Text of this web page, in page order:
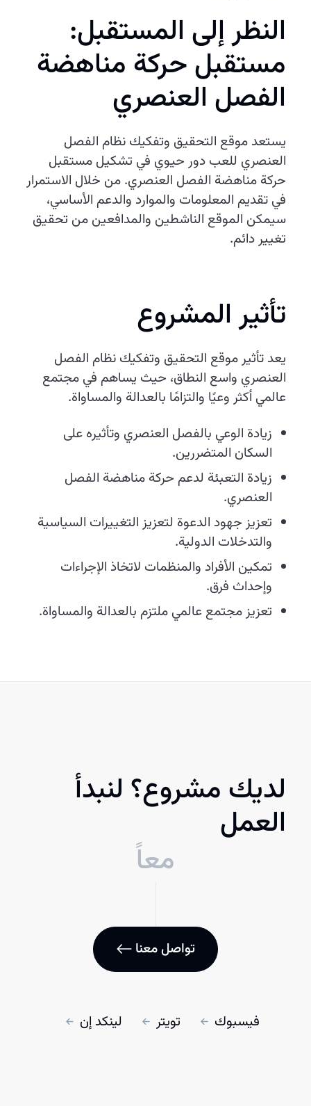
النظر إلى المستقبل:
مستقبل حركة مناهضة
الفصل العنصري
يستعد موقع التحقيق وتفكيك نظام الفصل
العنصري للعب دور حيوي في تشكيل مستقبل
حركة مناهضة الفصل العنصري. من خلال الاستمرار
في تقديم المعلومات والموارد والدعم الأساسي،
سيمكن الموقع الناشطين والمدافعين من تحقيق
تغيير دائم.
تأثير المشروع
يعد تأثير موقع التحقيق وتفكيك نظام الفصل
العنصري واسع النطاق، حيث يساهم في مجتمع
عالمي أكثر وعيًا والتزامًا بالعدالة والمساواة.
زيادة الوعي بالفصل العنصري وتأثيره على
السكان المتضررين.
زيادة التعبئة لدعم حركة مناهضة الفصل
العنصري.
تعزيز جهود الدعوة لتعزيز التغييرات السياسية
والتدخلات الدولية.
تمكين الأفراد والمنظمات لاتخاذ الإجراءات
وإحداث فرق.
تعزيز مجتمع عالمي ملتزم بالعدالة والمساواة.
لديك مشروع؟ لنبدأ
العمل
معاً
تواصل معنا
فيسبوك تويتر لينكد إن